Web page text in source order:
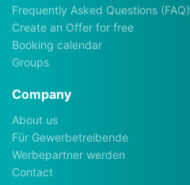
Frequently Asked Questions (FAQ)
Create an Offer for free
Booking calendar
Groups
Company
About us
Für Gewerbetreibende
Werbepartner werden
Contact